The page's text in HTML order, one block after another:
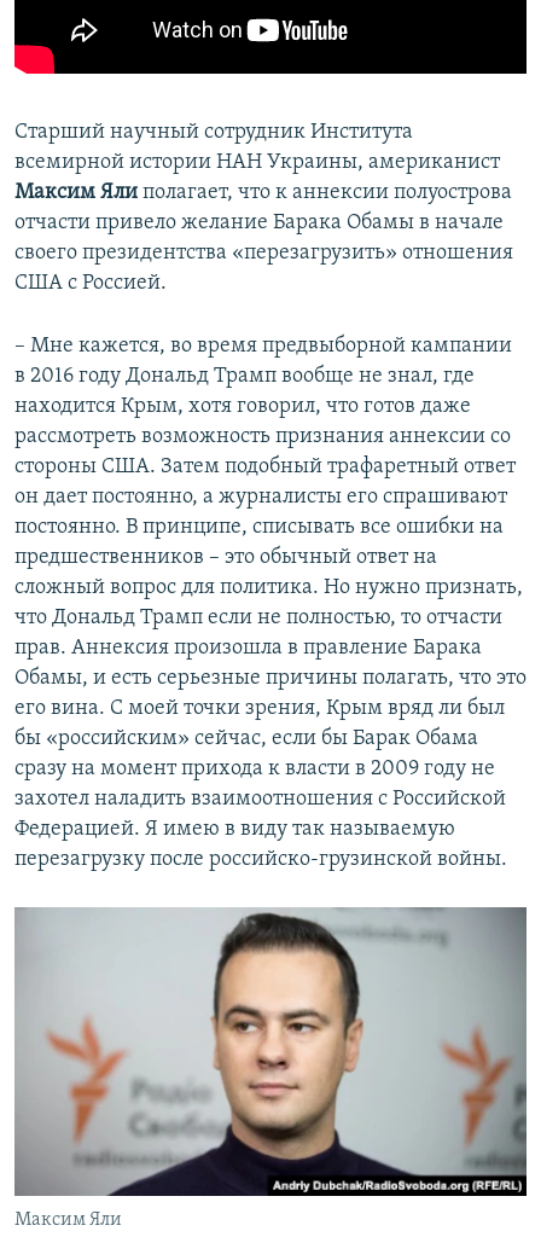
Старший научный сотрудник Института
всемирной истории НАН Украины, американист
Максим Яли полагает, что к аннексии полуострова
отчасти привело желание Барака Обамы в начале
своего президентства «перезагрузить» отношения
США с Россией.
– Мне кажется, во время предвыборной кампании
в 2016 году Дональд Трамп вообще не знал, где
находится Крым, хотя говорил, что готов даже
рассмотреть возможность признания аннексии со
стороны США. Затем подобный трафаретный ответ
он дает постоянно, а журналисты его спрашивают
постоянно. В принципе, списывать все ошибки на
предшественников – это обычный ответ на
сложный вопрос для политика. Но нужно признать,
что Дональд Трамп если не полностью, то отчасти
прав. Аннексия произошла в правление Барака
Обамы, и есть серьезные причины полагать, что это
его вина. С моей точки зрения, Крым вряд ли был
бы «российским» сейчас, если бы Барак Обама
сразу на момент прихода к власти в 2009 году не
захотел наладить взаимоотношения с Российской
Федерацией. Я имею в виду так называемую
перезагрузку после российско-грузинской войны.
Максим Яли